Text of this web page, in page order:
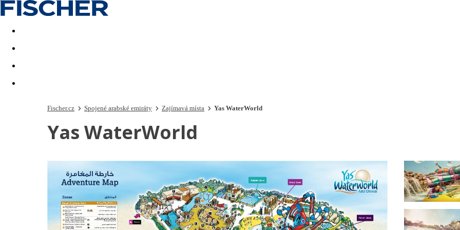
Akční nabídky Last minute
Fischer.cz Spojené arabské emiráty Zajímavá místa Yas WaterWorld
Yas WaterWorld